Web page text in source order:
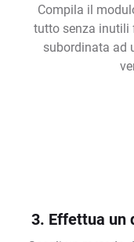
Compila il
tutto senza inutili
subordinata ad
3. Effettua un